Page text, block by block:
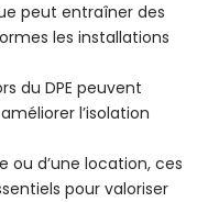
peut entraîner des
les installations
du DPE peuvent
l’isolation
ou d’une location, ces
pour valoriser